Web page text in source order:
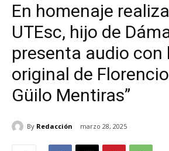
En homenaje
UTEsc, hijo de
presenta audio con
original de Florencio
Güilo Mentiras”
By Redacción marzo 28, 2025